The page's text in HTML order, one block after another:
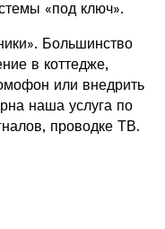
«под ключ».
Большинство
в коттедже,
или внедрить
наша услуга по
проводке ТВ.